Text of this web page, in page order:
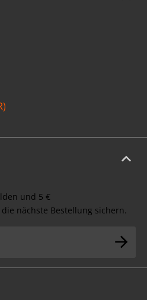
und 5 €
nächste Bestellung sichern.